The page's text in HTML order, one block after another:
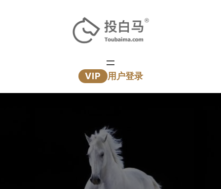
VIP 用户登录